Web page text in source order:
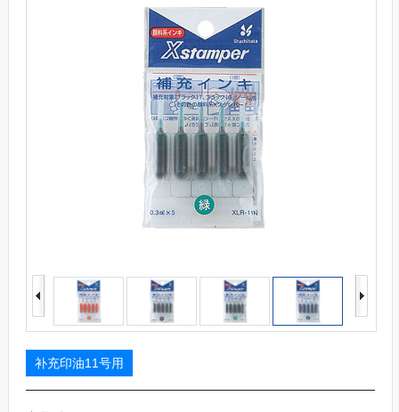
补充印油11号用